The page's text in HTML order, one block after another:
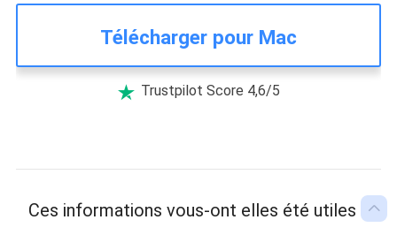

Télécharger pour Mac
 Trustpilot Score 4,6/5
Ces informations vous-ont elles été utiles ?